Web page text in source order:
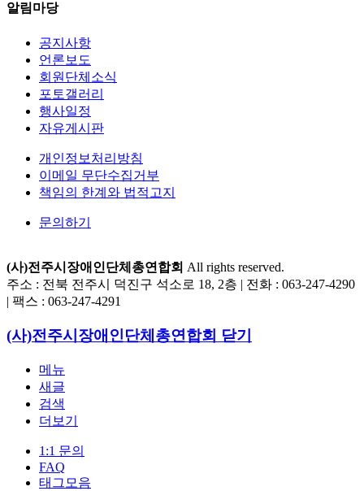
알림마당
공지사항
언론보도
회원단체소식
포토갤러리
행사일정
자유게시판
개인정보처리방침
이메일 무단수집거부
책임의 한계와 법적고지
문의하기
(사)전주시장애인단체총연합회 All rights reserved.
주소 : 전북 전주시 덕진구 석소로 18, 2층 | 전화 : 063-247-4290
| 팩스 : 063-247-4291
(사)전주시장애인단체총연합회 닫기
메뉴
새글
검색
더보기
1:1 문의
FAQ
태그모음